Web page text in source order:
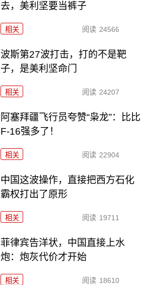
去，美利坚要当裤子
相关 阅读 24566
波斯第27波打击，打的不是靶
子，是美利坚命门
相关 阅读 24207
阿塞拜疆飞行员夸赞“枭龙”：比比
F-16强多了！
相关 阅读 22904
中国这波操作，直接把西方石化
霸权打出了原形
相关 阅读 19711
菲律宾告洋状，中国直接上水
炮：炮灰代价才开始
相关 阅读 18610